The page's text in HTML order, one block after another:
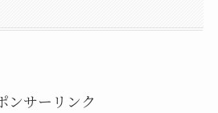
ンサーリンク